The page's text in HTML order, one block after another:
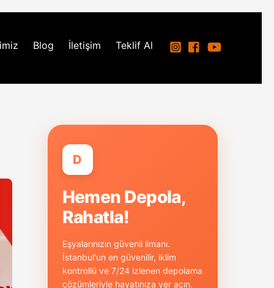
Blog İletişim Teklif Al
D
Hemen Depola,
Rahatla!
Eşyalarınızın güvenli limanı.
İstanbul'un en güvenilir, iklim
kontrollü ve 7/24 izlenen depolama
çözümleriyle hayatınıza yer açın.